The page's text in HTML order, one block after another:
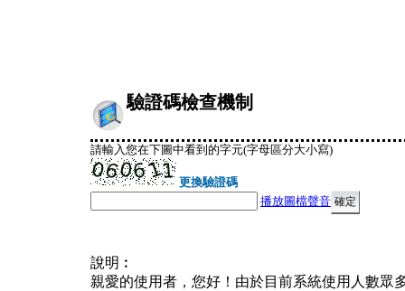
驗證碼檢查機制
請輸入您在下圖中看到的字元(字母區分大小寫)
更換驗證碼
播放圖檔聲音
說明︰
親愛的使用者，您好！由於目前系統使用人數眾